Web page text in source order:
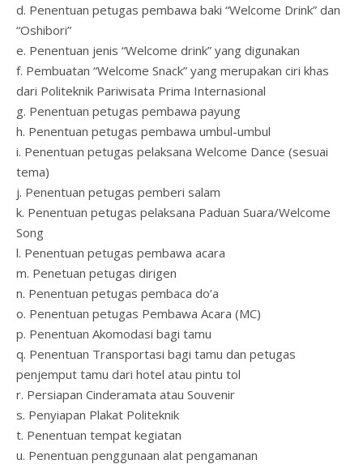
d. Penentuan petugas pembawa baki “Welcome Drink” dan
“Oshibori”
e. Penentuan jenis “Welcome drink” yang digunakan
f. Pembuatan “Welcome Snack” yang merupakan ciri khas
dari Politeknik Pariwisata Prima Internasional
g. Penentuan petugas pembawa payung
h. Penentuan petugas pembawa umbul-umbul
i. Penentuan petugas pelaksana Welcome Dance (sesuai
tema)
j. Penentuan petugas pemberi salam
k. Penentuan petugas pelaksana Paduan Suara/Welcome
Song
l. Penentuan petugas pembawa acara
m. Penetuan petugas dirigen
n. Penentuan petugas pembaca do’a
o. Penentuan petugas Pembawa Acara (MC)
p. Penentuan Akomodasi bagi tamu
q. Penentuan Transportasi bagi tamu dan petugas
penjemput tamu dari hotel atau pintu tol
r. Persiapan Cinderamata atau Souvenir
s. Penyiapan Plakat Politeknik
t. Penentuan tempat kegiatan
u. Penentuan penggunaan alat pengamanan